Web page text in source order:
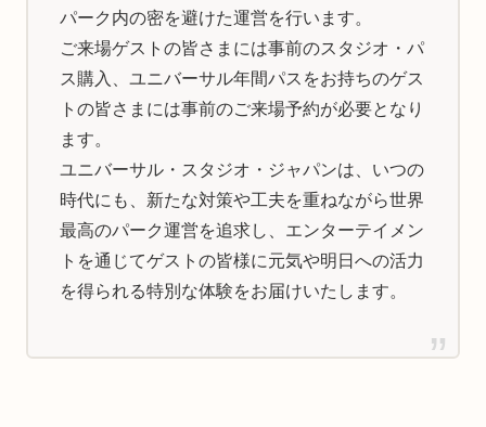
パーク内の密を避けた運営を行います。
ご来場ゲストの皆さまには事前のスタジオ・パ
ス購入、ユニバーサル年間パスをお持ちのゲス
トの皆さまには事前のご来場予約が必要となり
ます。
ユニバーサル・スタジオ・ジャパンは、いつの
時代にも、新たな対策や工夫を重ねながら世界
最高のパーク運営を追求し、エンターテイメン
トを通じてゲストの皆様に元気や明日への活力
を得られる特別な体験をお届けいたします。